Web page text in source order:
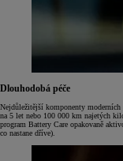
Dlouhodobá péče
Nejdůležitější komponenty
na 5 let nebo 100 000 km najetých
program Battery Care opakovaně
co nastane dříve).